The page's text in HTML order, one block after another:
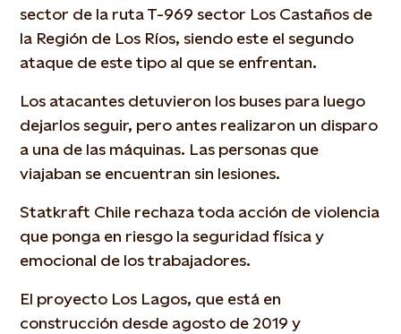
sector de la ruta T-969 sector Los Castaños de
la Región de Los Ríos, siendo este el segundo
ataque de este tipo al que se enfrentan.
Los atacantes detuvieron los buses para luego
dejarlos seguir, pero antes realizaron un disparo
a una de las máquinas. Las personas que
viajaban se encuentran sin lesiones.
Statkraft Chile rechaza toda acción de violencia
que ponga en riesgo la seguridad física y
emocional de los trabajadores.
El proyecto Los Lagos, que está en
construcción desde agosto de 2019 y